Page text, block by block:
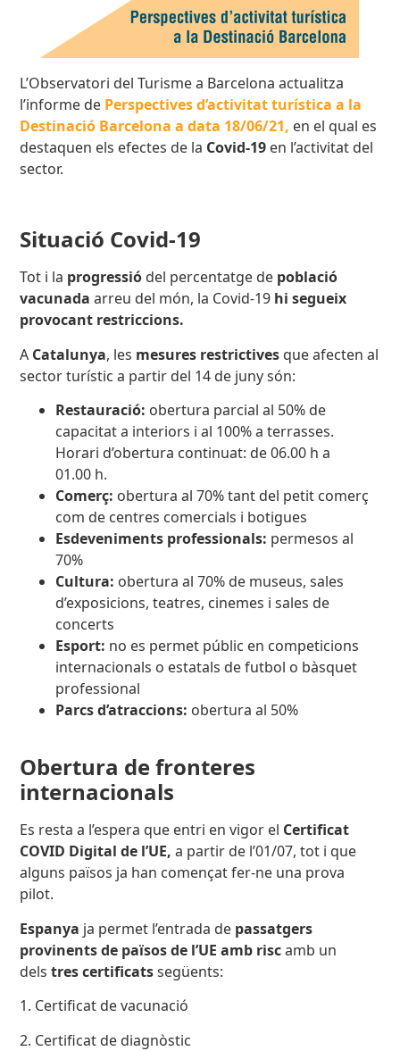
L’Observatori del Turisme a Barcelona actualitza
l’informe de Perspectives d’activitat turística a la
Destinació Barcelona a data 18/06/21, en el qual es
destaquen els efectes de la Covid-19 en l’activitat del
sector.
Situació Covid-19
Tot i la progressió del percentatge de població
vacunada arreu del món, la Covid-19 hi segueix
provocant restriccions.
A Catalunya, les mesures restrictives que afecten al
sector turístic a partir del 14 de juny són:
Restauració: obertura parcial al 50% de
capacitat a interiors i al 100% a terrasses.
Horari d’obertura continuat: de 06.00 h a
01.00 h.
Comerç: obertura al 70% tant del petit comerç
com de centres comercials i botigues
Esdeveniments professionals: permesos al
70%
Cultura: obertura al 70% de museus, sales
d’exposicions, teatres, cinemes i sales de
concerts
Esport: no es permet públic en competicions
internacionals o estatals de futbol o bàsquet
professional
Parcs d’atraccions: obertura al 50%
Obertura de fronteres
internacionals
Es resta a l’espera que entri en vigor el Certificat
COVID Digital de l’UE,a partir de l’01/07, tot i que
alguns països ja han començat fer-ne una prova
pilot.
Espanya ja permet l’entrada de passatgers
provinents de països de l’UE amb riscamb un
delstres certificatssegüents:
1. Certificat de vacunació
2. Certificat de diagnòstic